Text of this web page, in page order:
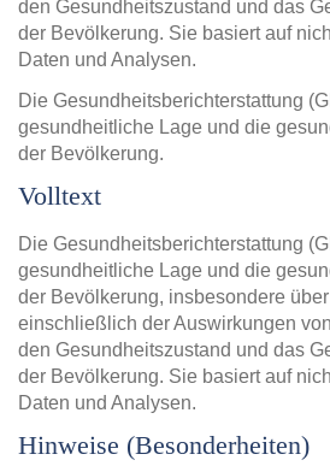
den Gesundheitszustand und das
der Bevölkerung. Sie basiert auf
Daten und Analysen.
Die Gesundheitsberichterstattung
gesundheitliche Lage und die
der Bevölkerung.
Volltext
Die Gesundheitsberichterstattung
gesundheitliche Lage und die
der Bevölkerung, insbesondere
einschließlich der Auswirkungen
den Gesundheitszustand und das
der Bevölkerung. Sie basiert auf
Daten und Analysen.
Hinweise (Besonderheiten)